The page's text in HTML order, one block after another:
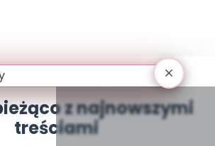
z najnowszymi
treściami